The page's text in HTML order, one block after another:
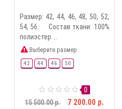
Размер: 42, 44, 46, 48, 50, 52,
54, 56. Состав ткани: 100%
полиэстер. ..
Выберите размер
42 44 46 50
0
15 500.00 р.
7 200.00 р.